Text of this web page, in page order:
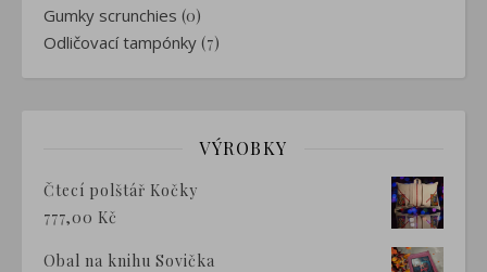
Gumky scrunchies (0)
Odličovací tampónky (7)
VÝROBKY
Čtecí polštář Kočky
777,00 Kč
Obal na knihu Sovička